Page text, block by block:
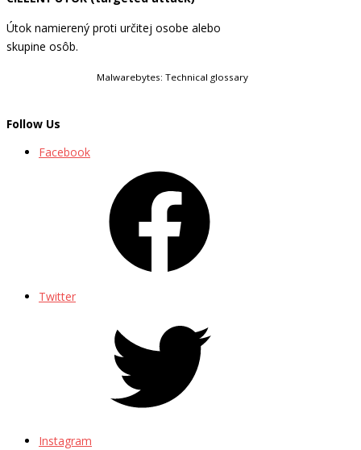
Útok namierený proti určitej osobe alebo
skupine osôb.
Malwarebytes: Technical glossary
Follow Us
Facebook
Twitter
Instagram